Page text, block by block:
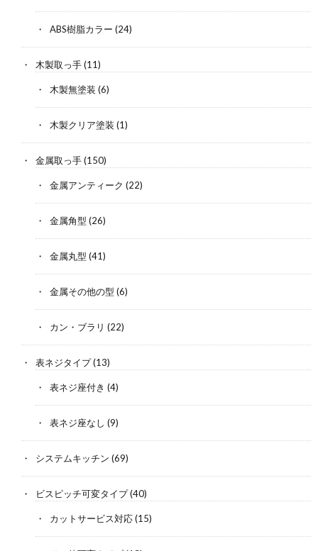
ABS樹脂カラー (24)
木製取っ手(11)
木製無塗装 (6)
木製クリア塗装 (1)
金属取っ手(150)
金属アンティーク (22)
金属角型 (26)
金属丸型 (41)
金属その他の型 (6)
カン・ブラリ (22)
表ネジタイプ(13)
表ネジ座付き (4)
表ネジ座なし (9)
システムキッチン (69)
ビスピッチ可変タイプ(40)
カットサービス対応(15)